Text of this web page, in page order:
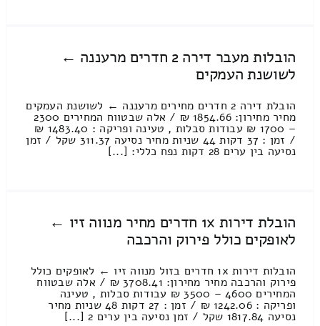
הובלות מעבר דירה 2 חדרים מרעננה ←
לשושנת העמקים
הובלת דירה 2 חדרים מחירים מרעננה ← לשושנת העמקים
מחיר מחירון: 1854.66 ₪ / אלה שבטווח המחירים 2300
– 1700 ₪ עבודות סבלות , טעינה ופריקה : 1483.40 ₪
/ זמן : 37 דקות 44 שניות מחיר נסיעה 311.37 שקל / זמן
נסיעה בין ערים 28 דקות נפח כללי: [...]
הובלת דירות 1x חדרים מחיר מנווה זיו ←
לאופקים כולל פירוק והרכבה
הובלות דירות 1x חדרים בזול מנווה זיו ← לאופקים כולל
פירוק והרכבה מחיר מחירון: 3708.41 ₪ / אלה שבטווח
המחירים 4600 – 3500 ₪ עבודות סבלות , טעינה
ופריקה : 1242.06 ₪ / זמן : 27 דקות 48 שניות מחיר
נסיעה 1817.84 שקל / זמן נסיעה בין ערים 2 [...]